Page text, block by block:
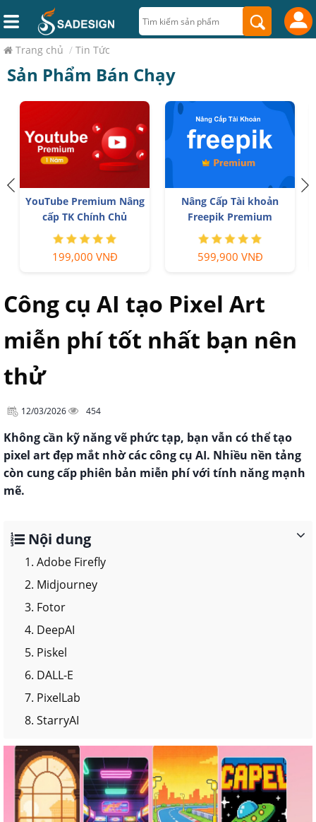
Trang chủ / Tin Tức
Sản Phẩm Bán Chạy
YouTube Premium Nâng
cấp TK Chính Chủ
199,000 VNĐ
Nâng Cấp Tài khoản
Freepik Premium
599,900 VNĐ
Công cụ AI tạo Pixel Art
miễn phí tốt nhất bạn nên
thử
12/03/2026 454
Không cần kỹ năng vẽ phức tạp, bạn vẫn có thể tạo
pixel art đẹp mắt nhờ các công cụ AI. Nhiều nền tảng
còn cung cấp phiên bản miễn phí với tính năng mạnh
mẽ.
Nội dung
1. Adobe Firefly
2. Midjourney
3. Fotor
4. DeepAI
5. Piskel
6. DALL-E
7. PixelLab
8. StarryAI